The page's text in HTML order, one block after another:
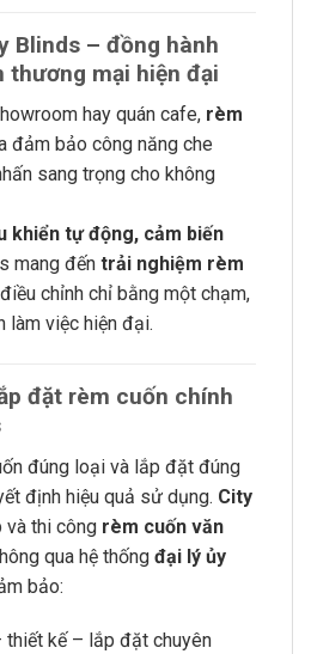
Blinds – đồng hành
thương mại hiện đại
hay quán cafe, rèm
đảm bảo công năng che
sang trọng cho không
khiển tự động, cảm biến
mang đến trải nghiệm rèm
chỉnh chỉ bằng một chạm,
làm việc hiện đại.
đặt rèm cuốn chính
đúng loại và lắp đặt đúng
định hiệu quả sử dụng. City
và thi công rèm cuốn văn
qua hệ thống đại lý ủy
bảo:
thiết kế – lắp đặt chuyên